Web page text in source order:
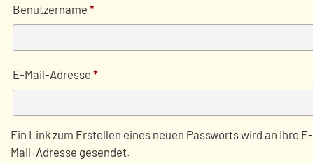
Benutzername *Erforderlich
E-Mail-Adresse *Erforderlich
Ein Link zum Erstellen eines neuen Passworts wird an Ihre E-
Mail-Adresse gesendet.